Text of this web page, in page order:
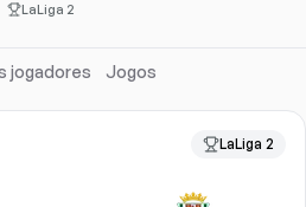
LaLiga 2
jogadores Jogos
LaLiga 2